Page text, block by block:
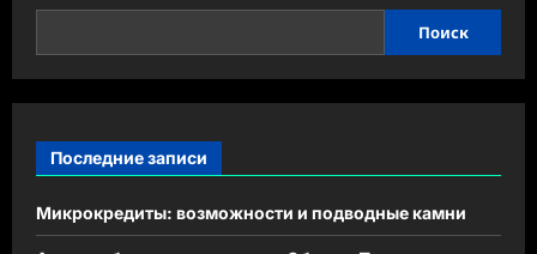
Поиск
Последние записи
Микрокредиты: возможности и подводные камни